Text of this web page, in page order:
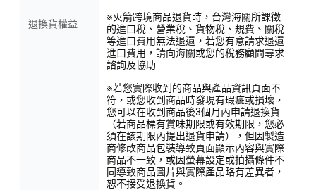
退換貨權益
※火箭跨境商品退貨時，台灣海關所課徵
的進口稅、營業稅、貨物稅、規費、關稅
等進口費用無法退還，若您有意請求退還
進口費用，請向海關或您的稅務顧問尋求
諮詢及協助
※若您實際收到的商品與產品資訊頁面不
符，或您收到商品時發現有瑕疵或損壞，
您可以在收到商品後3個月內申請退換貨
（若商品標有賞味期限或有效期限，您必
須在該期限內提出退貨申請），但因製造
商修改商品包裝導致頁面顯示內容與實際
商品不一致，或因螢幕設定或拍攝條件不
同導致商品圖片與實際產品略有差異者，
恕不接受退換貨。